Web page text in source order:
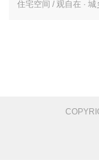
住宅空间 / 观自在 · 城